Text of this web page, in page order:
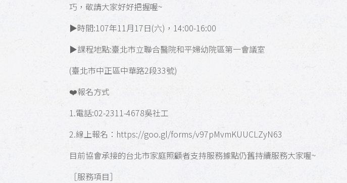
巧，敬請大家好好把握喔~
▶️時間:107年11月17日(六)，14:00-16:00
▶️課程地點:臺北市立聯合醫院和平婦幼院區第一會議室
(臺北市中正區中華路2段33號)
❤️報名方式
1.電話:02-2311-4678吳社工
2.線上報名：https://goo.gl/forms/v97pMvmKUUCLZyN63
目前協會承接的台北市家庭照顧者支持服務據點仍舊持續服務大家喔~
［服務項目］